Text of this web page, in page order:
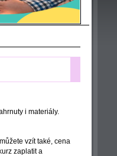
i materiály.
vzít také, cena
zaplatit a